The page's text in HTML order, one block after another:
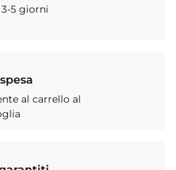
5 giorni
al carrello al